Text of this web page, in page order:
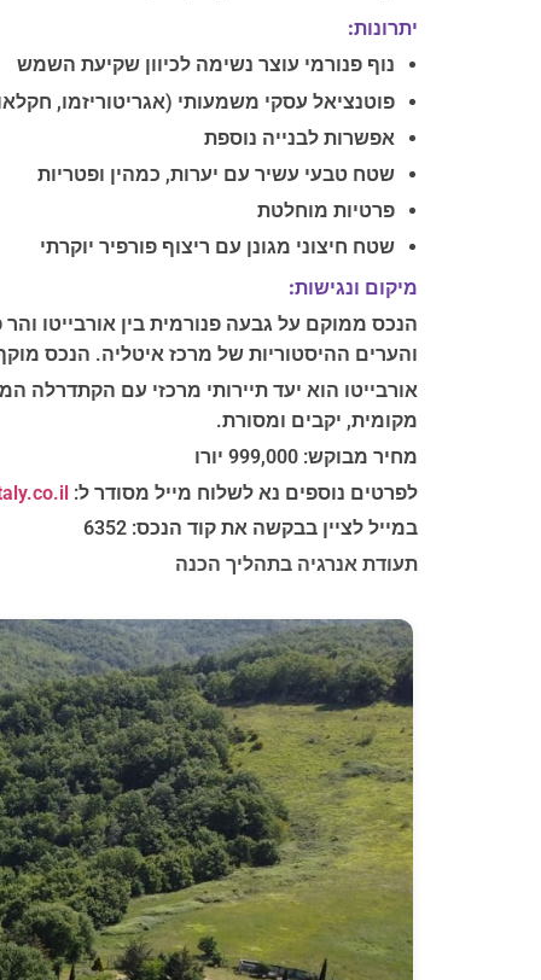
יתרונות:
נוף פנורמי עוצר נשימה לכיוון שקיעת השמש
פוטנציאל עסקי משמעותי (אגריטוריזמו,
אפשרות לבנייה נוספת
שטח טבעי עשיר עם יערות, כמהין ופטריות
פרטיות מוחלטת
שטח חיצוני מגונן עם ריצוף פורפיר יוקרתי
מיקום ונגישות:
הנכס ממוקם על גבעה פנורמית בין אורבייטו
והערים ההיסטוריות של מרכז איטליה. הנכס
אורבייטו הוא יעד תיירותי מרכזי עם הקתדרלה
מקומית, יקבים ומסורת.
מחיר מבוקש: 999,000 יורו
לפרטים נוספים נא לשלוח מייל מסודר ל:
במייל לציין בבקשה את קוד הנכס: 6352
תעודת אנרגיה בתהליך הכנה